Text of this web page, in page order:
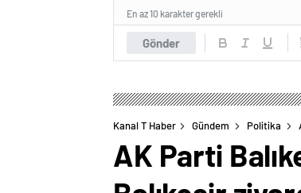
Gönder
En az 10 karakter gerekli
Kanal T Haber Gündem Politika
AK Parti